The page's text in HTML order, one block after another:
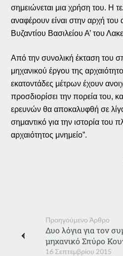
σημειώνεται μια χρήση του. Η
αναφέρουν είναι στην αρχή του
Βυζαντίου Βασιλείου Α’ του
Από την συνολική έκταση του
μηχανικού έργου της
εκατοντάδες μέτρων έχουν
προσδιορίσει την πορεία του,
ερευνών θα αποκαλυφθή σε
σημαντικό για την ιστορία του
αρχαιότητος μνημείο”.
Προηγούμενο Άρθρο
16 Σεπτεμβρίου 2015
Δυο λόγια για τον
μηχανικό Σπύρο